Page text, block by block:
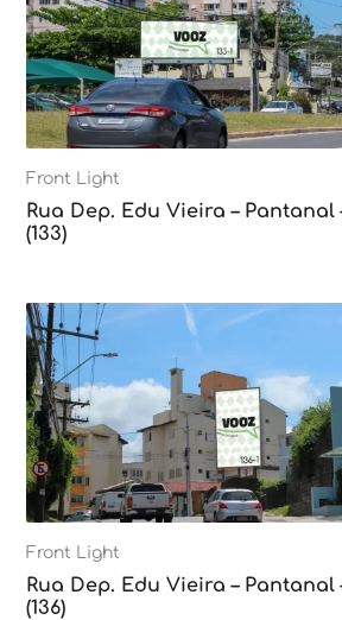
Front Light
Rua Dep. Edu Vieira –
(133)
Front Light
Rua Dep. Edu Vieira –
(136)